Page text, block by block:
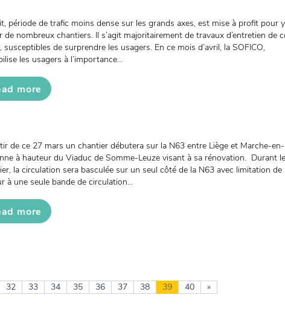
période de trafic moins dense sur les grands axes, est mise à profit pour y
de nombreux chantiers. Il s’agit majoritairement de travaux d’entretien de
susceptibles de surprendre les usagers. En ce mois d’avril, la SOFICO,
les usagers à l’importance...
more
de ce 27 mars un chantier débutera sur la N63 entre Liège et Marche-en-
à hauteur du Viaduc de Somme-Leuze visant à sa rénovation. Durant le
la circulation sera basculée sur un seul côté de la N63 avec limitation de
à une seule bande de circulation...
more
32 33 34 35 36 37 38 39 40 »